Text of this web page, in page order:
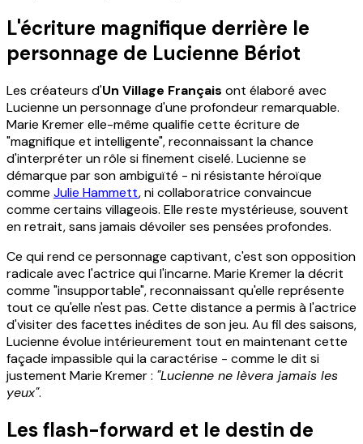
L'écriture magnifique derrière le
personnage de Lucienne Bériot
Les créateurs d'Un Village Français ont élaboré avec
Lucienne un personnage d'une profondeur remarquable.
Marie Kremer elle-même qualifie cette écriture de
"magnifique et intelligente", reconnaissant la chance
d'interpréter un rôle si finement ciselé. Lucienne se
démarque par son ambiguïté - ni résistante héroïque
comme Julie Hammett, ni collaboratrice convaincue
comme certains villageois. Elle reste mystérieuse, souvent
en retrait, sans jamais dévoiler ses pensées profondes.
Ce qui rend ce personnage captivant, c'est son opposition
radicale avec l'actrice qui l'incarne. Marie Kremer la décrit
comme "insupportable", reconnaissant qu'elle représente
tout ce qu'elle n'est pas. Cette distance a permis à l'actrice
d'visiter des facettes inédites de son jeu. Au fil des saisons,
Lucienne évolue intérieurement tout en maintenant cette
façade impassible qui la caractérise - comme le dit si
justement Marie Kremer : "Lucienne ne lèvera jamais les
yeux".
Les flash-forward et le destin de